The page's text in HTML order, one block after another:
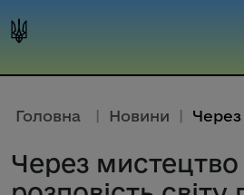
Головна | Новини |
Через мистецтво